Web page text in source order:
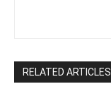
RELATED ARTICLES